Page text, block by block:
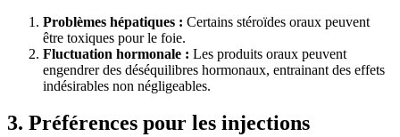
Problèmes hépatiques : Certains stéroïdes oraux peuvent
être toxiques pour le foie.
Fluctuation hormonale : Les produits oraux peuvent
engendrer des déséquilibres hormonaux, entrainant des effets
indésirables non négligeables.
3. Préférences pour les injections